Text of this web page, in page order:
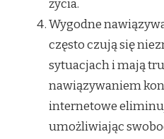
życia.
Wygodne
często czują się
sytuacjach i mają
nawiązywaniem
internetowe
umożliwiając